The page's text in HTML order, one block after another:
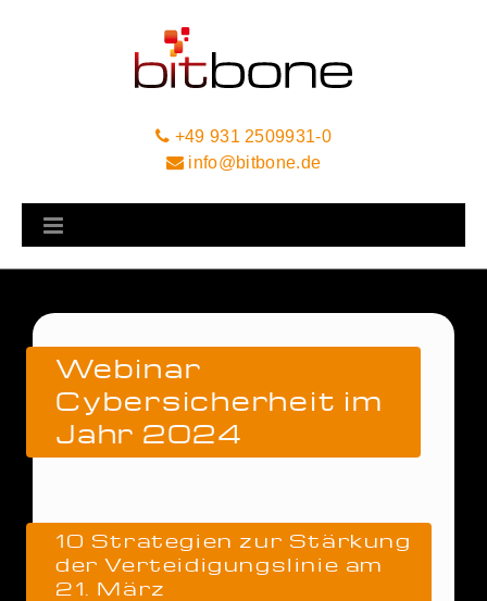
+49 931 2509931-0
info@bitbone.de
Webinar
Cybersicherheit im
Jahr 2024
10 Strategien zur Stärkung
der Verteidigungslinie am
21. März